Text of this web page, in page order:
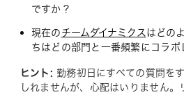
ですか？
現在の チームダイナミクス はどの
ちはどの部門と一番頻繁にコラボ
ヒント: 勤務初日にすべての質問を
しれませんが、心配はいりません。